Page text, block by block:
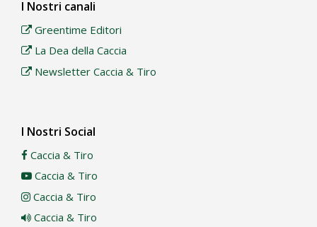
I Nostri canali
Greentime Editori
La Dea della Caccia
Newsletter Caccia & Tiro
I Nostri Social
Caccia & Tiro
Caccia & Tiro
Caccia & Tiro
Caccia & Tiro